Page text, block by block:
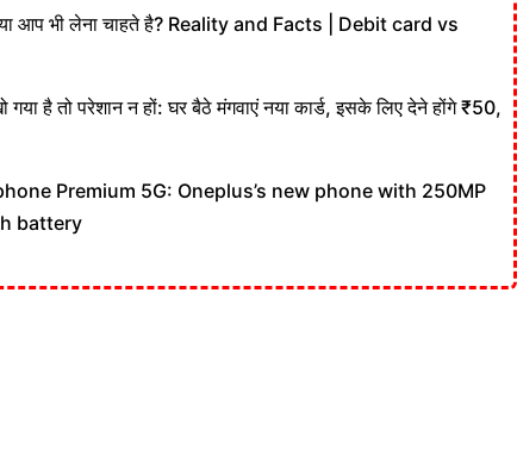
आप भी लेना चाहते है? Reality and Facts | Debit card vs
है तो परेशान न हों: घर बैठे मंगवाएं नया कार्ड, इसके लिए देने होंगे ₹50,
Premium 5G: Oneplus’s new phone with 250MP
battery